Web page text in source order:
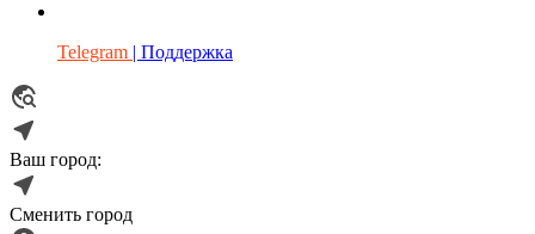
Telegram | Поддержка
Ваш город:
Сменить город